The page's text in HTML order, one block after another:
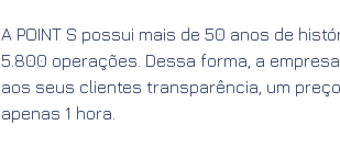
A POINT S possui mais de 50 anos de
5.800 operações. Dessa forma, a
aos seus clientes transparência, um
apenas 1 hora.